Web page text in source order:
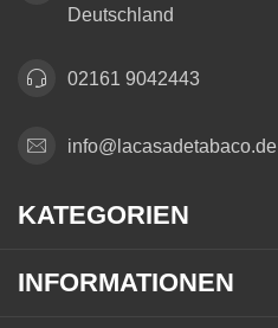
Deutschland
02161 9042443
info@lacasadetabaco.de
KATEGORIEN
INFORMATIONEN